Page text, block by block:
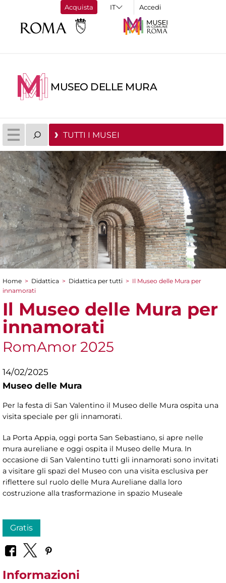
Acquista Accedi
MUSEO DELLE MURA
TUTTI I MUSEI
Tu sei qui
Home > Didattica > Didattica per tutti > Il Museo delle Mura per
innamorati
Il Museo delle Mura per
innamorati
RomAmor 2025
14/02/2025
Museo delle Mura
Per la festa di San Valentino il Museo delle Mura ospita una
visita speciale per gli innamorati.
La Porta Appia, oggi porta San Sebastiano, si apre nelle
mura aureliane e oggi ospita il Museo delle Mura. In
occasione di San Valentino tutti gli innamorati sono invitati
a visitare gli spazi del Museo con una visita esclusiva per
riflettere sul ruolo delle Mura Aureliane dalla loro
costruzione alla trasformazione in spazio Museale
Gratis
Informazioni